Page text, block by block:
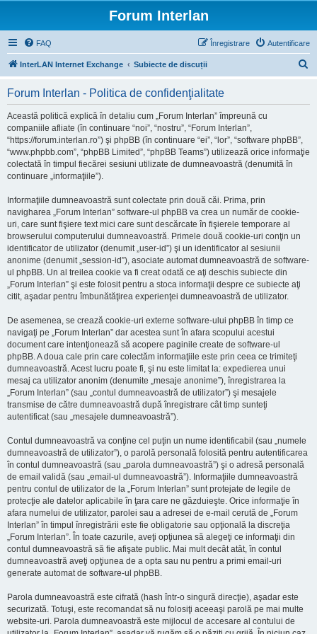
Forum Interlan
FAQ Autentificare
Înregistrare
InterLAN Internet Exchange Subiecte de discuții
Forum Interlan - Politica de confidenţialitate
Această politică explică în detaliu cum „Forum Interlan” împreună cu
companiile afliate (în continuare “noi”, “nostru”, “Forum Interlan”,
“https://forum.interlan.ro”) şi phpBB (în continuare “ei”, “lor”, “software phpBB”,
“www.phpbb.com”, “phpBB Limited”, “phpBB Teams”) utilizează orice informaţie
colectată în timpul fiecărei sesiuni utilizate de dumneavoastră (denumită în
continuare „informaţiile”).
Informaţiile dumneavoastră sunt colectate prin două căi. Prima, prin
navigharea „Forum Interlan” software-ul phpBB va crea un număr de cookie-
uri, care sunt fişiere text mici care sunt descărcate în fişierele temporare al
browserului computerului dumneavoastră. Primele două cookie-uri conţin un
identificator de utilizator (denumit „user-id”) şi un identificator al sesiunii
anonime (denumit „session-id”), asociate automat dumneavoastră de software-
ul phpBB. Un al treilea cookie va fi creat odată ce aţi deschis subiecte din
„Forum Interlan” şi este folosit pentru a stoca informaţii despre ce subiecte aţi
citit, aşadar pentru îmbunătăţirea experienţei dumneavoastră de utilizator.
De asemenea, se crează cookie-uri externe software-ului phpBB în timp ce
navigaţi pe „Forum Interlan” dar acestea sunt în afara scopului acestui
document care intenţionează să acopere paginile create de software-ul
phpBB. A doua cale prin care colectăm informaţiile este prin ceea ce trimiteţi
dumneavoastră. Acest lucru poate fi, şi nu este limitat la: expedierea unui
mesaj ca utilizator anonim (denumite „mesaje anonime”), înregistrarea la
„Forum Interlan” (sau „contul dumneavoastră de utilizator”) şi mesajele
transmise de către dumneavoastră după înregistrare cât timp sunteţi
autentificat (sau „mesajele dumneavoastră”).
Contul dumneavoastră va conţine cel puţin un nume identificabil (sau „numele
dumneavoastră de utilizator”), o parolă personală folosită pentru autentificarea
în contul dumneavoastră (sau „parola dumneavoastră”) şi o adresă personală
de email validă (sau „email-ul dumneavoastră”). Informaţiile dumneavoastră
pentru contul de utilizator de la „Forum Interlan” sunt protejate de legile de
protecţie ale datelor aplicabile în ţara care ne găzduieşte. Orice informaţie în
afara numelui de utilizator, parolei sau a adresei de e-mail cerută de „Forum
Interlan” în timpul înregistrării este fie obligatorie sau opţională la discreţia
„Forum Interlan”. În toate cazurile, aveţi opţiunea să alegeţi ce informaţii din
contul dumneavoastră să fie afişate public. Mai mult decât atât, în contul
dumneavoastră aveţi opţiunea de a opta sau nu pentru a primi email-uri
generate automat de software-ul phpBB.
Parola dumneavoastră este cifrată (hash într-o singură direcţie), aşadar este
securizată. Totuşi, este recomandat să nu folosiţi aceeaşi parolă pe mai multe
website-uri. Parola dumneavoastră este mijlocul de accesare al contului de